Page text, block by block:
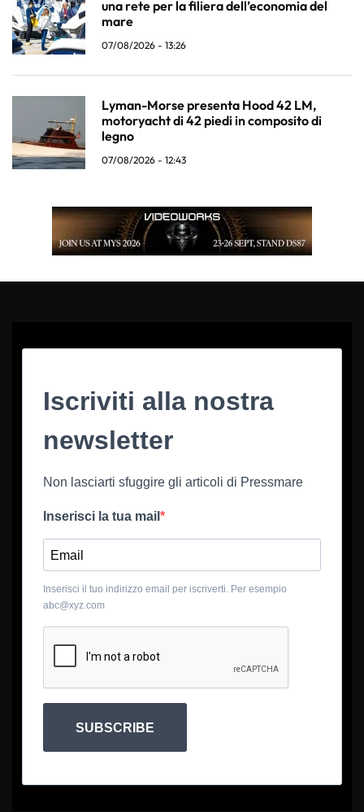
una rete per la filiera dell’economia del
mare
07/08/2026 - 13:26
Lyman-Morse presenta Hood 42 LM,
motoryacht di 42 piedi in composito di
legno
07/08/2026 - 12:43
Iscriviti alla nostra
newsletter
Non lasciarti sfuggire gli articoli di Pressmare
Inserisci la tua mail
Inserisci il tuo indirizzo email per iscriverti. Per esempio
abc@xyz.com
SUBSCRIBE